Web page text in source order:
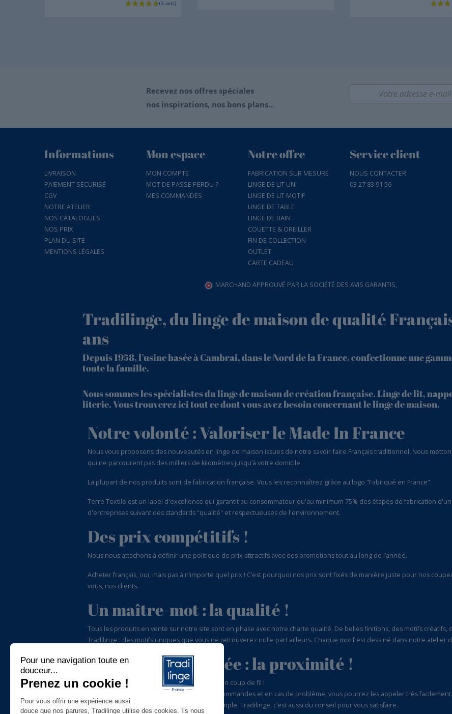
Recevez nos offres spéciales
nos inspirations, nos bons plans...
Informations
LIVRAISON
PAIEMENT SÉCURISÉ
CGV
NOTRE ATELIER
NOS CATALOGUES
NOS PRIX
PLAN DU SITE
MENTIONS LÉGALES
Mon espace
MON COMPTE
MOT DE PASSE PERDU ?
MES COMMANDES
Notre offre
FABRICATION SUR MESURE
LINGE DE LIT UNI
LINGE DE LIT MOTIF
LINGE DE TABLE
LINGE DE BAIN
COUETTE & OREILLER
FIN DE COLLECTION
OUTLET
CARTE CADEAU
Service client
NOUS CONTACTER
03 27 83 91 56
MARCHAND APPROUVÉ PAR LA SOCIÉTÉ DES AVIS GARANTIS,
Tradilinge, du linge de maison de qualité
ans
Depuis 1958, l’usine basée à Cambrai, dans le Nord de la France, confectionne une
toute la famille.
Nous sommes les spécialistes du linge de maison de création française. Linge de lit,
literie. Vous trouverez ici tout ce dont vous avez besoin concernant le linge de maison.
Notre volonté : Valoriser le Made In France
Nous vous proposons des nouveautés en linge de maison issues de notre savoir-faire Français traditionnel. Nous
qui ne parcourent pas des milliers de kilomètres jusqu’à votre domicile.
La plupart de nos produits sont de fabrication française. Vous les reconnaîtrez grâce au logo "Fabriqué en France".
Terre Textile est un label d'excellence qui garantit au consommateur qu'au minimum 75% des étapes de fabrication
d'entreprises suivant des standards "qualité" et respectueuses de l'environnement.
Des prix compétitifs !
Nous nous attachons à définir une politique de prix attractifs avec des promotions tout au long de l’année.
Acheter français, oui, mais pas à n’importe quel prix ! C’est pourquoi nos prix sont fixés de manière juste pour nos
vous, nos clients.
Un maître-mot : la qualité !
Tous les produits en vente sur notre site sont en phase avec notre charte qualité. De belles finitions, des motifs créatifs,
Tradilinge : des motifs uniques que vous ne retrouverez nulle part ailleurs. Chaque motif est dessiné dans notre atelier
Notre valeur ajoutée : la proximité !
Pour nous contacter, rien de plus simple qu’un coup de fil !
Une équipe est dédiée au bon suivi de vos commandes et en cas de problème, vous pourrez les appeler très
êtes perdus dans le choix des tailles par exemple. Tradilinge, c’est aussi du conseil pour vous satisfaire.